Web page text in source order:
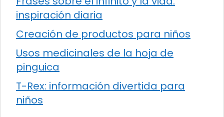
inspiración diaria
Creación de productos para niños
Usos medicinales de la hoja de
pinguica
T-Rex: información divertida para
niños